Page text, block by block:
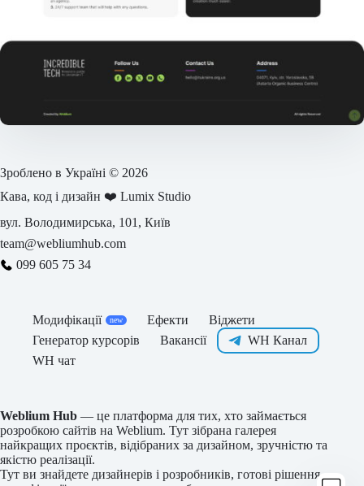
Зроблено в Україні © 2026
Кава, код і дизайн ❤️ Lumix Studio
вул. Володимирська, 101, Київ
team@webliumhub.com
099 605 75 34
Модифікації Ефекти
Віджети
Генератор курсорів
Вакансії
WH Канал
WH чат
Weblium Hub — це платформа для тих, хто займається
розробкою сайтів на Weblium. Тут зібрана галерея
найкращих проєктів, відібраних за дизайном, зручністю та
якістю реалізації.
Тут ви знайдете дизайнерів і розробників, готові рішення,